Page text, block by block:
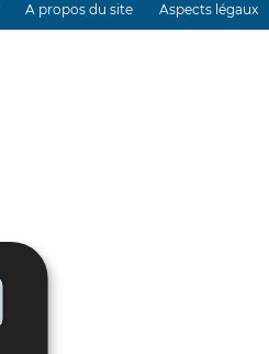
A propos du site Aspects légaux